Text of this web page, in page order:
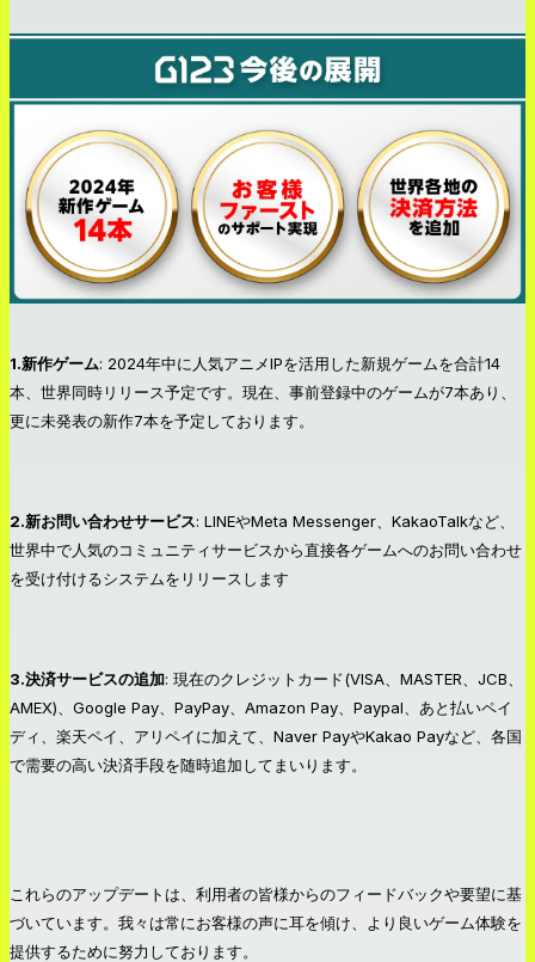
1.新作ゲーム: 2024年中に人気アニメIPを活用した新規ゲームを合計14
本、世界同時リリース予定です。現在、事前登録中のゲームが7本あり、
更に未発表の新作7本を予定しております。
2.新お問い合わせサービス: LINEやMeta Messenger、KakaoTalkなど、
世界中で人気のコミュニティサービスから直接各ゲームへのお問い合わせ
を受け付けるシステムをリリースします
3.決済サービスの追加: 現在のクレジットカード(VISA、MASTER、JCB、
AMEX)、Google Pay、PayPay、Amazon Pay、Paypal、あと払いペイ
ディ、楽天ペイ、アリペイに加えて、Naver PayやKakao Payなど、各国
で需要の高い決済手段を随時追加してまいります。
これらのアップデートは、利用者の皆様からのフィードバックや要望に基
づいています。我々は常にお客様の声に耳を傾け、より良いゲーム体験を
提供するために努力しております。